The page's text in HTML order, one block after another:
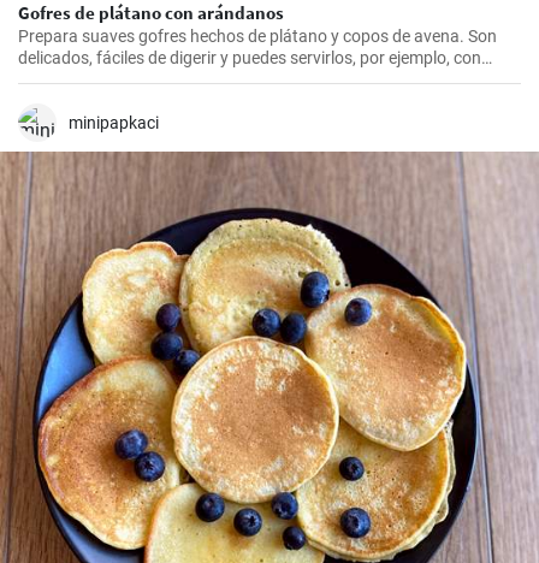
Gofres de plátano con arándanos
Prepara suaves gofres hechos de plátano y copos de avena. Son
delicados, fáciles de digerir y puedes servirlos, por ejemplo, con
arándanos frescos y sirope de arándanos.
minipapkaci